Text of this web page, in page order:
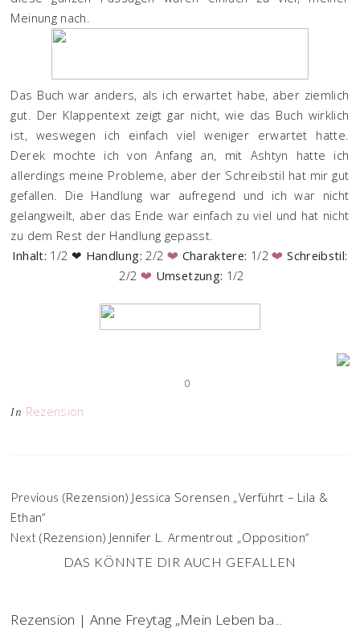
Meinung nach.
Das Buch war anders, als ich erwartet habe, aber ziemlich
gut. Der Klappentext zeigt gar nicht, wie das Buch wirklich
ist, weswegen ich einfach viel weniger erwartet hatte.
Derek mochte ich von Anfang an, mit Ashtyn hatte ich
allerdings meine Probleme, aber der Schreibstil hat mir gut
gefallen. Die Handlung war aufregend und ich war nicht
gelangweilt, aber das Ende war einfach zu viel und hat nicht
zu dem Rest der Handlung gepasst.
Inhalt: 1/2 ❤ Handlung: 2/2 ❤ Charaktere: 1/2❤ Schreibstil:
2/2 ❤ Umsetzung: 1/2
0
In Rezension
Previous (Rezension) Jessica Sorensen „Verführt – Lila &
Ethan“
Next (Rezension) Jennifer L. Armentrout „Opposition“
DAS KÖNNTE DIR AUCH GEFALLEN
Rezension | Anne Freytag „Mein Leben ba...